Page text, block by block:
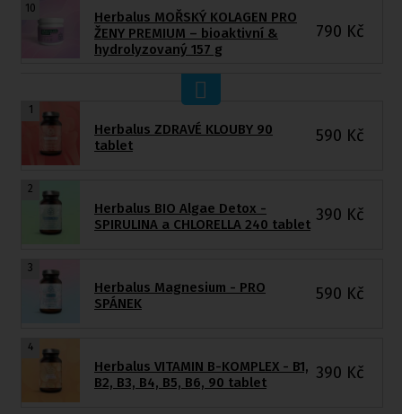
10
Herbalus MOŘSKÝ KOLAGEN PRO
ŽENY PREMIUM – bioaktivní &
hydrolyzovaný 157 g
790 Kč
1
Herbalus ZDRAVÉ KLOUBY 90
tablet
590 Kč
2
Herbalus BIO Algae Detox -
SPIRULINA a CHLORELLA 240 tablet 390 Kč
3
Herbalus Magnesium - PRO
SPÁNEK
590 Kč
4
Herbalus VITAMIN B-KOMPLEX - B1,
B2, B3, B4, B5, B6, 90 tablet
390 Kč